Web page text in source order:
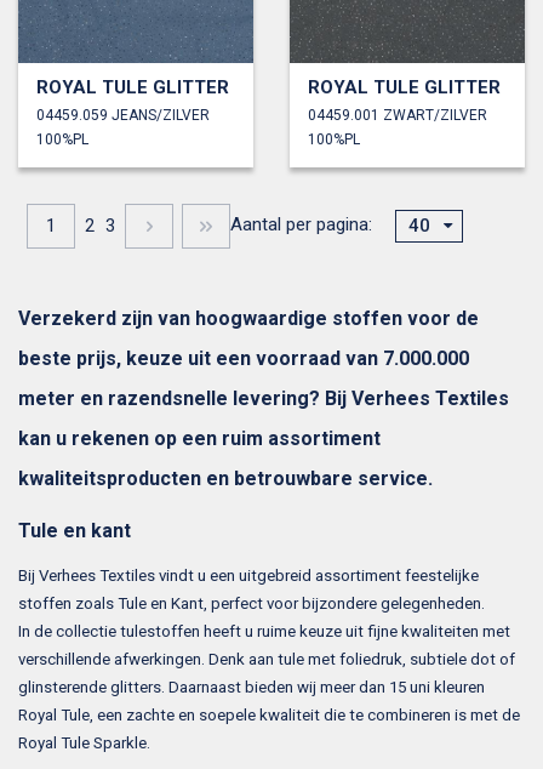
ROYAL TULE GLITTER
04459.059 JEANS/ZILVER
100%PL
ROYAL TULE GLITTER
04459.001 ZWART/ZILVER
100%PL
1 2 3 Aantal per pagina: 40
Verzekerd zijn van hoogwaardige stoffen voor de
beste prijs, keuze uit een voorraad van 7.000.000
meter en razendsnelle levering? Bij Verhees Textiles
kan u rekenen op een ruim assortiment
kwaliteitsproducten en betrouwbare service.
Tule en kant
Bij Verhees Textiles vindt u een uitgebreid assortiment feestelijke
stoffen zoals Tule en Kant, perfect voor bijzondere gelegenheden.
In de collectie tulestoffen heeft u ruime keuze uit fijne kwaliteiten met
verschillende afwerkingen. Denk aan tule met foliedruk, subtiele dot of
glinsterende glitters. Daarnaast bieden wij meer dan 15 uni kleuren
Royal Tule, een zachte en soepele kwaliteit die te combineren is met de
Royal Tule Sparkle.